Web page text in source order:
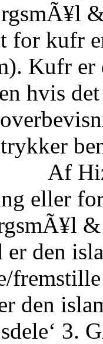
for kufr
Kufr
hvis
Af
eller
er den
den
3.